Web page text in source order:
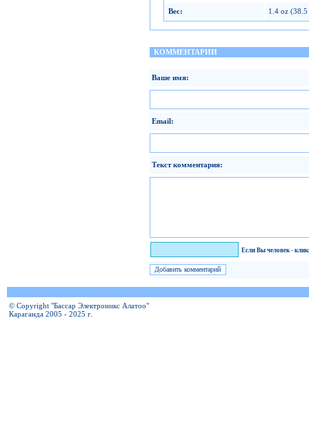
Вес: 1.4 oz
КОММЕНТАРИИ
Ваше имя:
Email:
Текст комментария:
Если Вы человек -
© Copyright "Бассар Электроникс Алатоо"
Караганда 2005 - 2025 г.